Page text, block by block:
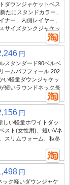
ダウンジャケットベス
たにスタンドカラー、
ナー、内側レイヤー、
サイズタンクジャケッ
円
スタンダード90ベルベ
ームパフフィール 202
い軽量ダウンジャケッ
短いラウンドネック長
円
しい軽量ホワイトダッ
スト(女性用)、短いVネ
スリムウォーム、秋冬
円
ック軽いダウンジャケ